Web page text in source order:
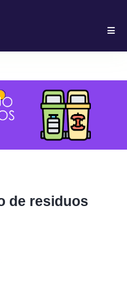
de residuos